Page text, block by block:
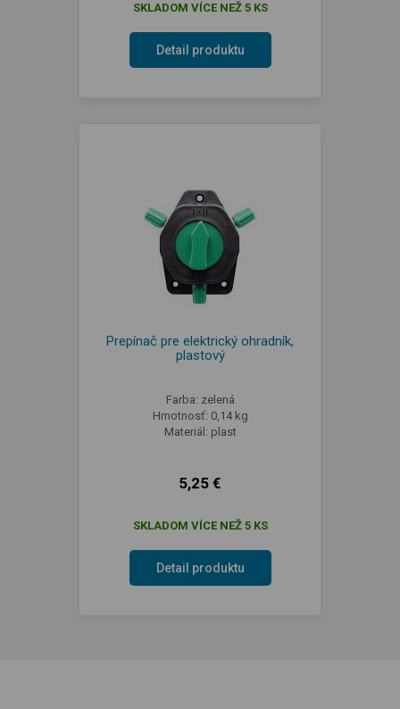
SKLADOM VÍCE NEŽ 5 KS
Detail produktu
Prepínač pre elektrický ohradník,
plastový
Farba: zelená
Hmotnosť: 0,14 kg
Materiál: plast
5,25 €
SKLADOM VÍCE NEŽ 5 KS
Detail produktu